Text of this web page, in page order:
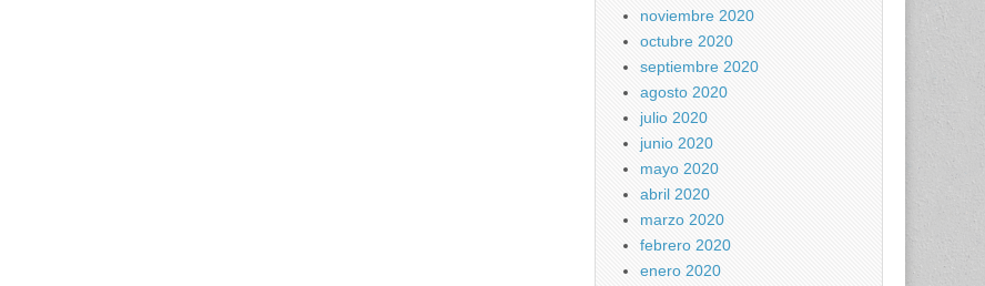
noviembre 2020
octubre 2020
septiembre 2020
agosto 2020
julio 2020
junio 2020
mayo 2020
abril 2020
marzo 2020
febrero 2020
enero 2020